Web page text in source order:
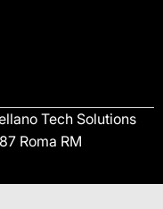
Tech Solutions
Roma RM